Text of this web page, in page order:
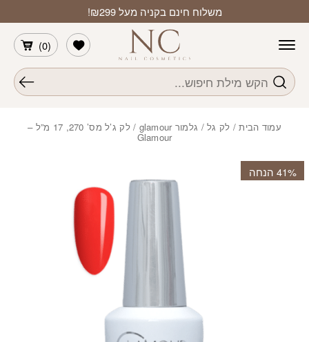
משלוח חינם בקניה מעל ₪299!
חיפוש
(
0
)
הרשימה שלי
עמוד הבית/ לק גל/ גלמור glamour / לק ג’ל מס’ 270, 17 מ”ל –
Glamour
‫41% הנחה